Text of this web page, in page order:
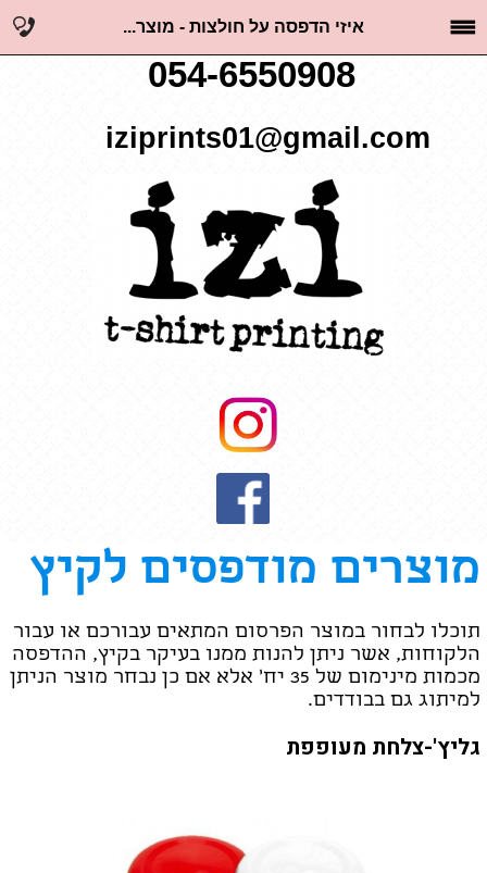
איזי הדפסה על חולצות - מוצר...
054-6550908
iziprints01@gmail.com
מוצרים מודפסים לקיץ
תוכלו לבחור במוצר הפרסום המתאים עבורכם או עבור
הלקוחות, אשר ניתן להנות ממנו בעיקר בקיץ, ההדפסה
מכמות מינימום של 35 יח' אלא אם כן נבחר מוצר הניתן
למיתוג גם בבודדים.
גליץ'-צלחת מעופפת